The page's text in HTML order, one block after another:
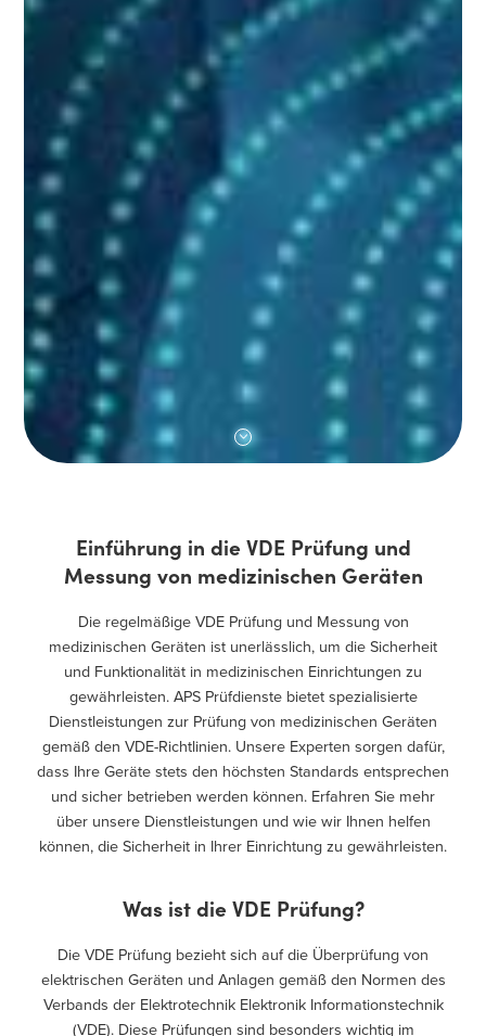
Einführung in die VDE Prüfung und
Messung von medizinischen Geräten
Die regelmäßige VDE Prüfung und Messung von
medizinischen Geräten ist unerlässlich, um die Sicherheit
und Funktionalität in medizinischen Einrichtungen zu
gewährleisten. APS Prüfdienste bietet spezialisierte
Dienstleistungen zur Prüfung von medizinischen Geräten
gemäß den VDE-Richtlinien. Unsere Experten sorgen dafür,
dass Ihre Geräte stets den höchsten Standards entsprechen
und sicher betrieben werden können. Erfahren Sie mehr
über unsere Dienstleistungen und wie wir Ihnen helfen
können, die Sicherheit in Ihrer Einrichtung zu gewährleisten.
Was ist die VDE Prüfung?
Die VDE Prüfung bezieht sich auf die Überprüfung von
elektrischen Geräten und Anlagen gemäß den Normen des
Verbands der Elektrotechnik Elektronik Informationstechnik
(VDE). Diese Prüfungen sind besonders wichtig im